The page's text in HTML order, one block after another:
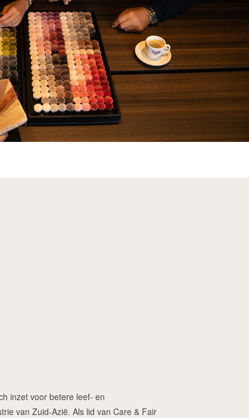
inzet voor betere leef- en
van Zuid-Azië. Als lid van Care & Fair